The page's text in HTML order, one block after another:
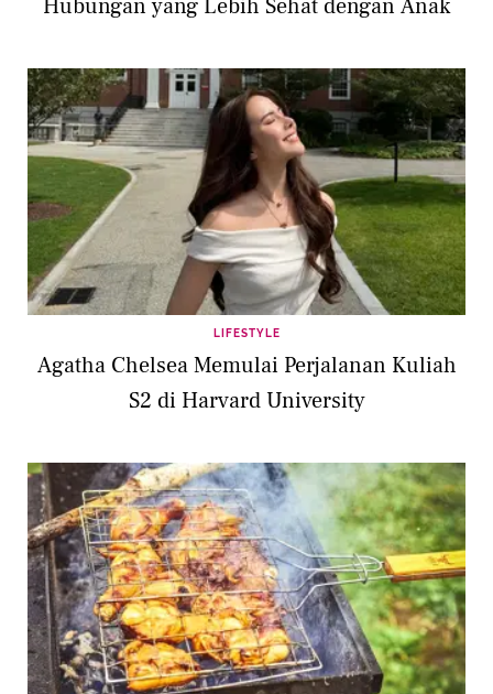
Hubungan yang Lebih Sehat dengan Anak
LIFESTYLE
Agatha Chelsea Memulai Perjalanan Kuliah
S2 di Harvard University